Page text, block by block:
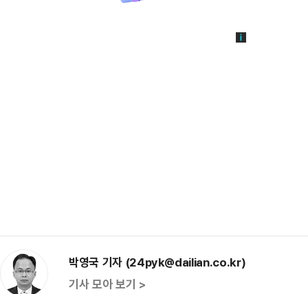
박영국 기자 (24pyk@dailian.co.kr)
기사 모아 보기 >